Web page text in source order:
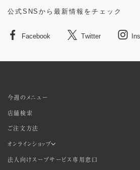
公式SNSから最新情報をチェック
Facebook Twitter
今週のメニュー
店舗検索
ご注文方法
オンラインショップ
法人向けスープサービス専用窓口